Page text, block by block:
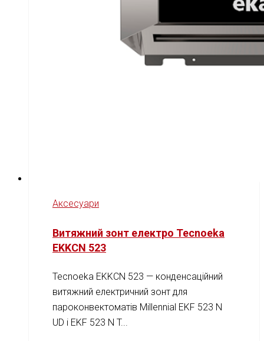
Аксесуари
Витяжний зонт електро Tecnoeka
EKKCN 523
Tecnoeka EKKCN 523 — конденсаційний
витяжний електричний зонт для
пароконвектоматів Millennial EKF 523 N
UD і EKF 523 N T...